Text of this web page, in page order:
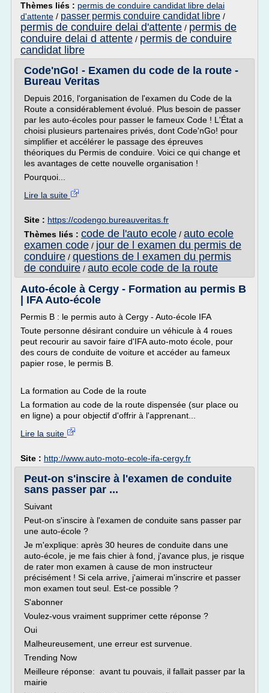
Thèmes liés : permis de conduire candidat libre delai
d'attente / passer permis conduire candidat libre /
permis de conduire delai d'attente / permis de
conduire delai d attente / permis de conduire
candidat libre
Code'nGo! - Examen du code de la route -
Bureau Veritas
Depuis 2016, l'organisation de l'examen du Code de la
Route a considérablement évolué. Plus besoin de passer
par les auto-écoles pour passer le fameux Code ! L'État a
choisi plusieurs partenaires privés, dont Code'nGo! pour
simplifier et accélérer le passage des épreuves
théoriques du Permis de conduire. Voici ce qui change et
les avantages de cette nouvelle organisation !
Pourquoi...
Lire la suite
Site : https://codengo.bureauveritas.fr
Thèmes liés : code de l'auto ecole / auto ecole
examen code / jour de l examen du permis de
conduire / questions de l examen du permis
de conduire / auto ecole code de la route
Auto-école à Cergy - Formation au permis B
| IFA Auto-école
Permis B : le permis auto à Cergy - Auto-école IFA
Toute personne désirant conduire un véhicule à 4 roues
peut recourir au savoir faire d'IFA auto-moto école, pour
des cours de conduite de voiture et accéder au fameux
papier rose, le permis B.
La formation au Code de la route
La formation au code de la route dispensée (sur place ou
en ligne) a pour objectif d'offrir à l'apprenant...
Lire la suite
Site : http://www.auto-moto-ecole-ifa-cergy.fr
Peut-on s'inscire à l'examen de conduite
sans passer par ...
Suivant
Peut-on s'inscire à l'examen de conduite sans passer par
une auto-école ?
Je m'explique: après 30 heures de conduite dans une
auto-école, je me fais chier à fond, j'avance plus, je risque
de rater mon examen à cause de mon instructeur
précisément ! Si cela arrive, j'aimerai m'inscrire et passer
mon examen tout seul. Est-ce possible ?
S'abonner
Voulez-vous vraiment supprimer cette réponse ?
Oui
Malheureusement, une erreur est survenue.
Trending Now
Meilleure réponse: avant tu pouvais, il fallait passer par la
mairie